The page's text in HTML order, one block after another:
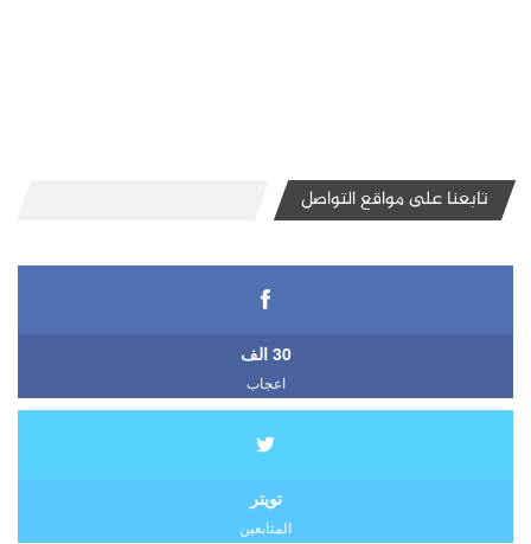
تابعنا على مواقع التواصل
30 الف
اعجاب
تويتر
المتابعين